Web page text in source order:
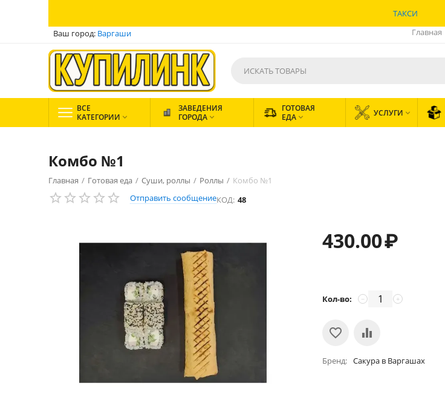
ТАКСИ
Ваш город: Варгаши Главная
ВСЕ
КАТЕГОРИИ 
ЗАВЕДЕНИЯ
ГОРОДА 
ГОТОВАЯ
ЕДА  УСЛУГИ 
Комбо №1
Главная / Готовая еда / Суши, роллы / Роллы / Комбо №1
Отправить сообщениеКОД: 48
430.00₽
Кол-во: +
−
Бренд Сакура в Варгашах